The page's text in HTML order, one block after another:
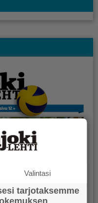
Valintasi
tarjotaksemme